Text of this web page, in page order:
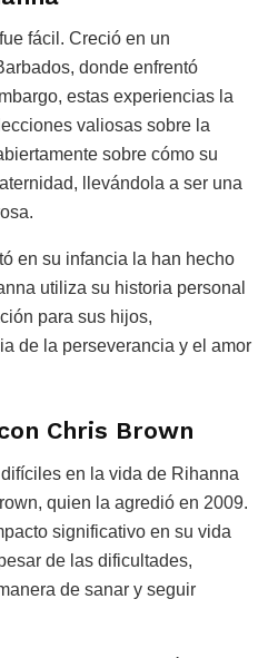
fácil. Creció en un
donde enfrentó
estas experiencias la
valiosas sobre la
sobre cómo su
llevándola a ser una
en su infancia la han hecho
utiliza su historia personal
para sus hijos,
de la perseverancia y el amor
Chris Brown
en la vida de Rihanna
quien la agredió en 2009.
significativo en su vida
de las dificultades,
de sanar y seguir